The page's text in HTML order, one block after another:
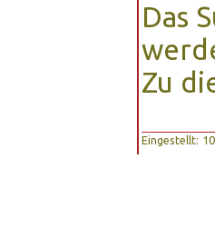
Das
Zu
Eingestellt: